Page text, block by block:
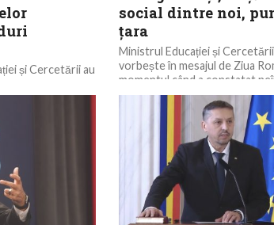
și Cercetării au
(MIPE) și
social dintre noi,
țara
Ministrul Educației și
vorbește în mesajul de Ziua
momentul când a constatat
interpersonală în țară și...